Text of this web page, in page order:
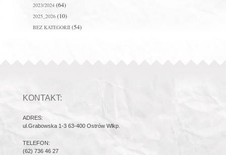
2023/2024(64)
2025_2026(10)
BEZ KATEGORII(54)
KONTAKT:
ADRES:
ul.Grabowska 1-3 63-400 Ostrów Wlkp.
TELEFON:
(62) 736 46 27